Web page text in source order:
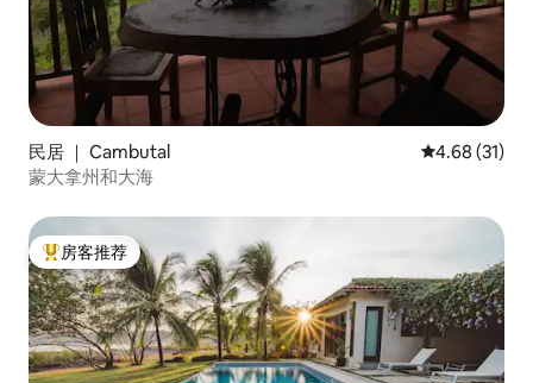
民居 ｜ Cambutal 平均评分
4.68 (31)
蒙大拿州和大海
热门「房客推荐」
房客推荐